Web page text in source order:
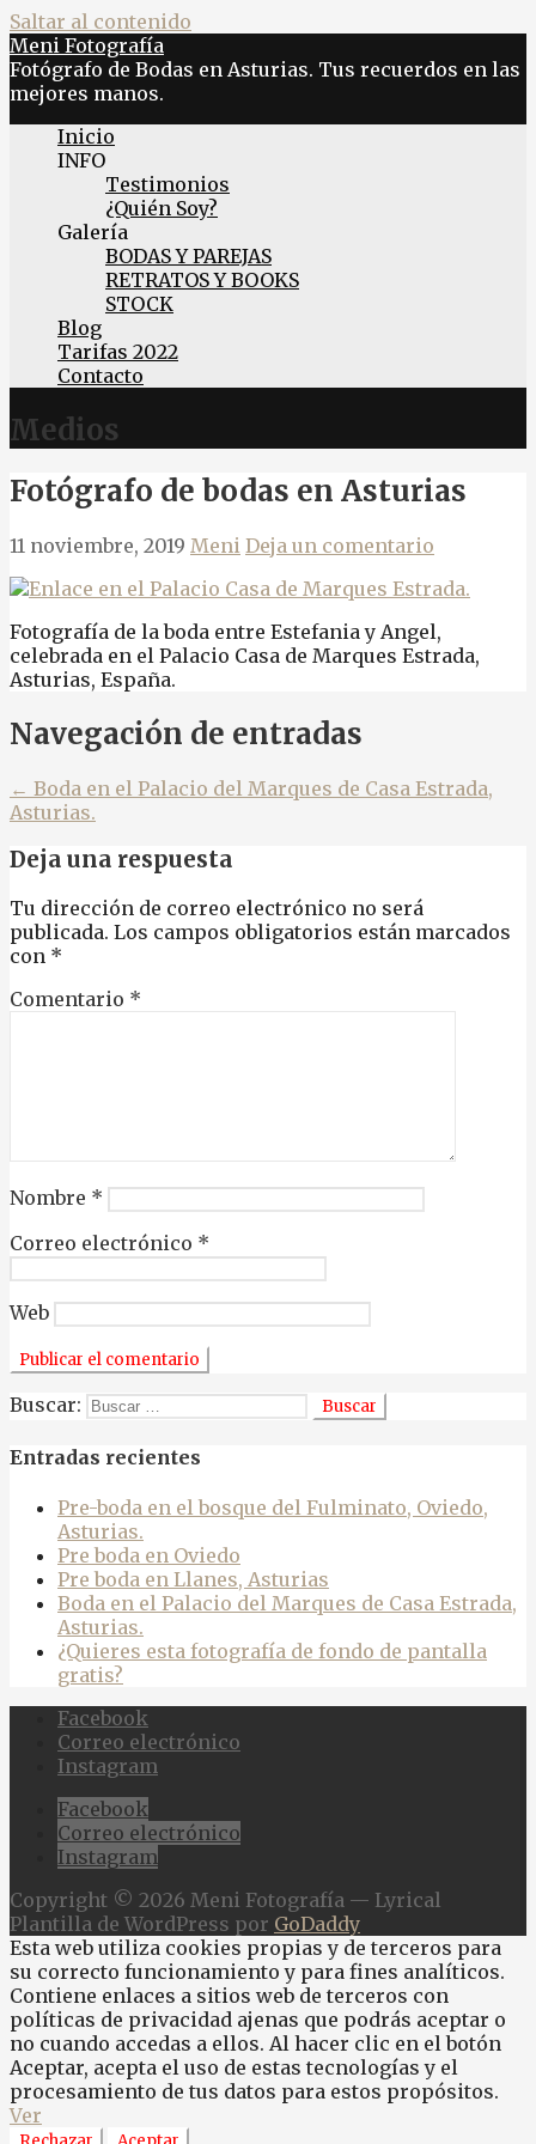
Saltar al contenido
Meni Fotografía
Fotógrafo de Bodas en Asturias. Tus recuerdos en las
mejores manos.
Inicio
INFO
Testimonios
¿Quién Soy?
Galería
BODAS Y PAREJAS
RETRATOS Y BOOKS
STOCK
Blog
Tarifas 2022
Contacto
Medios
Fotógrafo de bodas en Asturias
11 noviembre, 2019 Meni Deja un comentario
Fotografía de la boda entre Estefania y Angel,
celebrada en el Palacio Casa de Marques Estrada,
Asturias, España.
Navegación de entradas
← Boda en el Palacio del Marques de Casa Estrada,
Asturias.
Deja una respuesta
Tu dirección de correo electrónico no será
publicada. Los campos obligatorios están marcados
con *
Comentario *
Nombre *
Correo electrónico *
Web
Buscar:
Entradas recientes
Pre-boda en el bosque del Fulminato, Oviedo,
Asturias.
Pre boda en Oviedo
Pre boda en Llanes, Asturias
Boda en el Palacio del Marques de Casa Estrada,
Asturias.
¿Quieres esta fotografía de fondo de pantalla
gratis?
Facebook
Correo electrónico
Instagram
Facebook
Correo electrónico
Instagram
Copyright © 2026 Meni Fotografía — Lyrical
Plantilla de WordPress por GoDaddy
Esta web utiliza cookies propias y de terceros para
su correcto funcionamiento y para fines analíticos.
Contiene enlaces a sitios web de terceros con
políticas de privacidad ajenas que podrás aceptar o
no cuando accedas a ellos. Al hacer clic en el botón
Aceptar, acepta el uso de estas tecnologías y el
procesamiento de tus datos para estos propósitos.
Ver